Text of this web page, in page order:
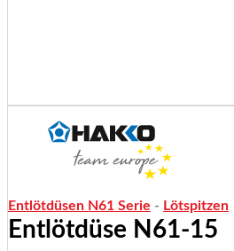
Entlötdüsen N61 Serie - Lötspitzen
Entlötdüse N61-15